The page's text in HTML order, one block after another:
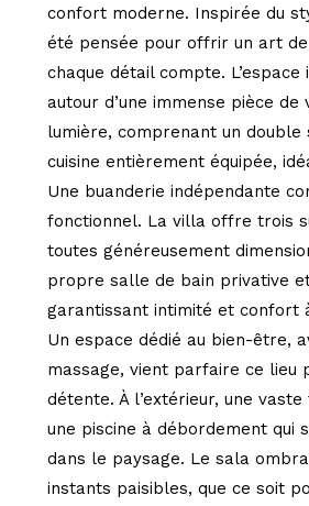
confort moderne. Inspirée du
été pensée pour offrir un art de
chaque détail compte. L’espace
autour d’une immense pièce de
lumière, comprenant un double
cuisine entièrement équipée,
Une buanderie indépendante
fonctionnel. La villa offre trois
toutes généreusement
propre salle de bain privative
garantissant intimité et confort
Un espace dédié au bien-être,
massage, vient parfaire ce lieu
détente. À l’extérieur, une
une piscine à débordement qui
dans le paysage. Le sala
instants paisibles, que ce soit